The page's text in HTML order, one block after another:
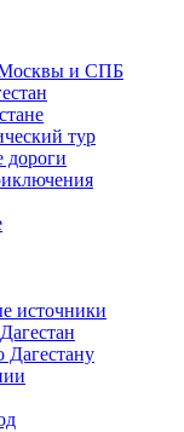
Москвы и СПБ
тур
дороги
источники